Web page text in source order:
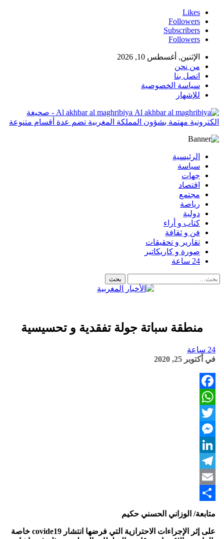
Likes
Followers
Subscribers
Followers
الإثنين, أغسطس 10, 2026
من نحن
اتصل بنا
سياسة الخصوصية
للإشهار
Al akhbar al maghribiya - صحيغة
الكترونية مهتمة بشؤون المملكة المغربية تضم عدة أقسام متنوعة
الرئيسية
سياسة
جهات
اقتصاد
مجتمع
رياصة
دولية
كتاب و أراء
فن و ثقافة
تقارير و تحقيقات
صورة و كاريكاتير
24 ساعة
منطقة سباتة جولة تفقدية و تحسيسية
24 ساعة
في أكتوبر 25, 2020
Facebook
WhatsApp
Twitter
Messenger
LinkedIn
Telegram
Email
Share
متابعة/ الوزاني الحسني حكيم
على إثر الإجراءات الاحترازية التي فرضها انتشار covide19 خاصة